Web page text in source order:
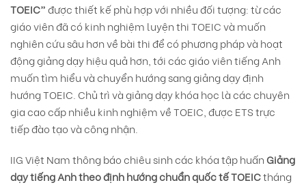
TOEIC”được thiết kế phù hợp với nhiều đối tượng: từ các
giáo viên đã có kinh nghiệm luyện thi TOEIC và muốn
nghiên cứu sâu hơn về bài thi để có phương pháp và hoạt
động giảng dạy hiệu quả hơn, tới các giáo viên tiếng Anh
muốn tìm hiểu và chuyển hướng sang giảng dạy định
hướng TOEIC. Chủ trì và giảng dạy khóa học là các chuyên
gia cao cấp nhiều kinh nghiệm về TOEIC, được ETS trực
tiếp đào tạo và công nhận.
IIG Việt Nam thông báo chiêu sinh các khóa tập huấn Giảng
dạy tiếng Anh theo định hướng chuẩn quốc tế TOEICtháng